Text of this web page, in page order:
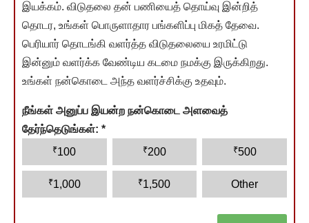
இயக்கம். விடுதலை தன் பணியைத் தொய்வு இன்றித்
தொடர, உங்கள் பொருளாதார பங்களிப்பு மிகத் தேவை.
பெரியார் தொடங்கி வளர்த்த விடுதலையை உரமிட்டு
இன்னும் வளர்க்க வேண்டிய கடமை நமக்கு இருக்கிறது.
உங்கள் நன்கொடை அந்த வளர்ச்சிக்கு உதவும்.
நீங்கள் அனுப்ப இயன்ற நன்கொடை அளவைத்
தேர்ந்தெடுங்கள்: *
₹100 ₹200 ₹500
₹1,000 ₹1,500 Other